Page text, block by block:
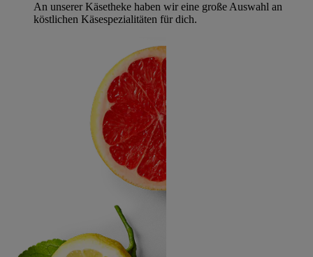
An unserer Käsetheke haben wir eine große Auswahl an
köstlichen Käsespezialitäten für dich.